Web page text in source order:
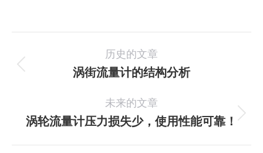
章
航
历史的文章
历
的
文
涡街流量计的结构分析
未来的文章
未
涡轮流量计压力损失少，使用性能可靠！